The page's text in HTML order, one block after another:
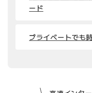
ード
プライベートでも